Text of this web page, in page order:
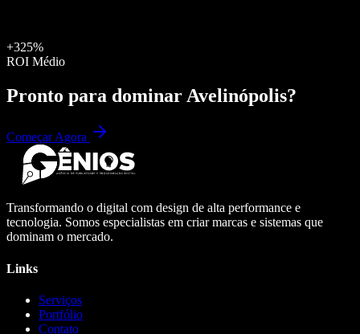
+325%
ROI Médio
Pronto para dominar Avelinópolis?
Começar Agora
Transformando o digital com design de alta performance e
tecnologia. Somos especialistas em criar marcas e sistemas que
dominam o mercado.
Links
Serviços
Portfólio
Contato